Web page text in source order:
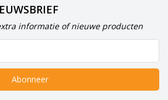
informatie of nieuwe producten
Abonneer